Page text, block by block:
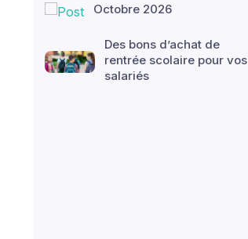
Octobre 2026
Des bons d’achat de
rentrée scolaire pour vos
salariés